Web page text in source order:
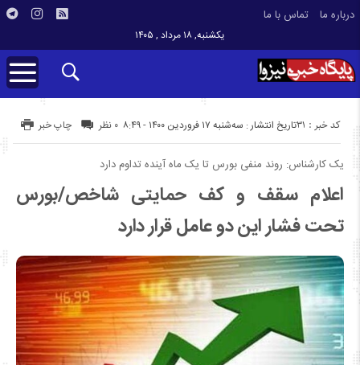
درباره ما تماس با ما
یکشنبه, ۱۸ مرداد , ۱۴۰۵
تاریخ انتشار : سه‌شنبه ۱۷ فروردین ۱۴۰۰ - ۸:۴۹ کد خبر : 31 چاپ خبر ۰ نظر
یک کارشناس: روند منفی بورس تا یک ماه آینده تداوم دارد
اعلام سقف و کف حمایتی شاخص/بورس
تحت فشار این دو عامل قرار دارد